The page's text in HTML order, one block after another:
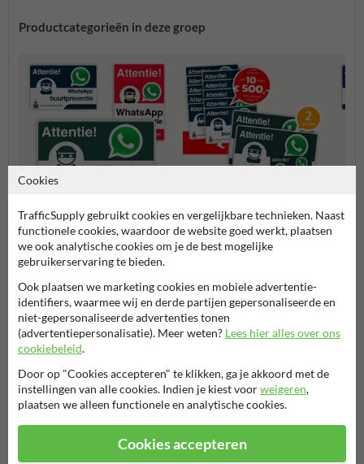
Productcategorieën in deze groep
WhatsApp borden WhatsApp actiepakketten
Buurtpreventie borden
Stel je vraag aan BuurtPreventiebord.nl
Cookies
TrafficSupply gebruikt cookies en vergelijkbare technieken. Naast
functionele cookies, waardoor de website goed werkt, plaatsen
we ook analytische cookies om je de best mogelijke
gebruikerservaring te bieden.
Ook plaatsen we marketing cookies en mobiele advertentie-
identifiers, waarmee wij en derde partijen gepersonaliseerde en
niet-gepersonaliseerde advertenties tonen
(advertentiepersonalisatie). Meer weten? Lees hier alles over ons
cookiebeleid.
Door op "Cookies accepteren" te klikken, ga je akkoord met de
instellingen van alle cookies. Indien je kiest voorweigeren,
plaatsen we alleen functionele en analytische cookies.
Cookies accepteren